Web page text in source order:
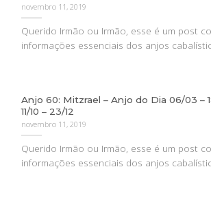
novembro 11, 2019
Querido Irmão ou Irmão, esse é um post
informações essenciais dos anjos
Anjo 60: Mitzrael – Anjo do Dia 06/03 –
11/10 – 23/12
novembro 11, 2019
Querido Irmão ou Irmão, esse é um post
informações essenciais dos anjos